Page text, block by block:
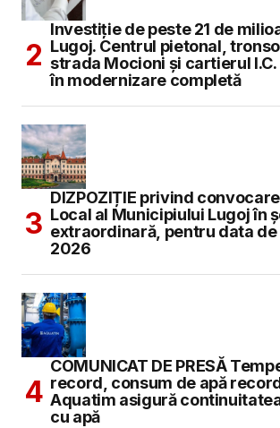
Investiție de peste 21 de
Lugoj. Centrul pietonal,
strada Mocioni și cartierul
în modernizare completă
DIZPOZIȚIE privind
Local al Municipiului Lugoj în
extraordinară, pentru data de
2026
COMUNICAT DE PRESĂ
record, consum de apă
Aquatim asigură
cu apă